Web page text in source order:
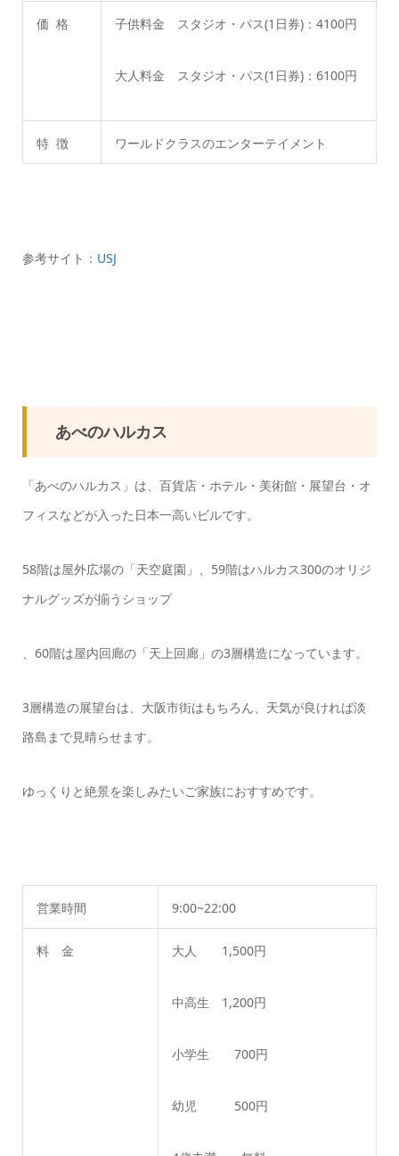
価 格 子供料金 スタジオ・パス(1日券)：4100円
大人料金 スタジオ・パス(1日券)：6100円
特 徴 ワールドクラスのエンターテイメント
参考サイト： USJ
あべのハルカス
「あべのハルカス」は、百貨店・ホテル・美術館・展望台・オ
フィスなどが入った日本一高いビルです。
58階は屋外広場の「天空庭園」、59階はハルカス300のオリジ
ナルグッズが揃うショップ
、60階は屋内回廊の「天上回廊」の3層構造になっています。
3層構造の展望台は、大阪市街はもちろん、天気が良ければ淡
路島まで見晴らせます。
ゆっくりと絶景を楽しみたいご家族におすすめです。
営業時間 9:00~22:00
料 金 大人 1,500円
中高生 1,200円
小学生 700円
幼児 500円